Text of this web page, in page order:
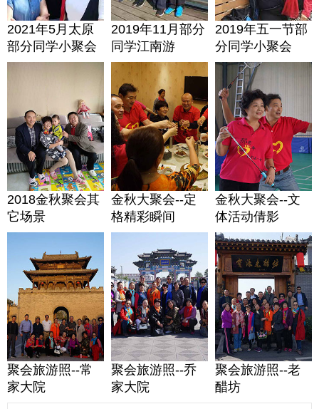
2021年5月太原
部分同学小聚会
2019年11月部分
同学江南游
2019年五一节部
分同学小聚会
2018金秋聚会其
它场景
金秋大聚会--定
格精彩瞬间
金秋大聚会--文
体活动倩影
聚会旅游照--常
家大院
聚会旅游照--乔
家大院
聚会旅游照--老
醋坊